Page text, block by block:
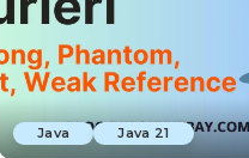
Java Java 21